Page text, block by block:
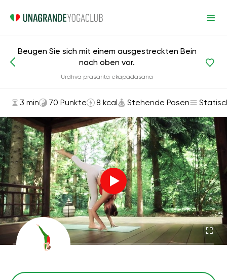
Asanas und Übungen Stehende Posen
Beugen Sie sich mit einem ausgestreckten Bein
nach oben vor.
Urdhva prasarita ekapadasana
3 min 70 Punkte 8 kcal Stehende Posen